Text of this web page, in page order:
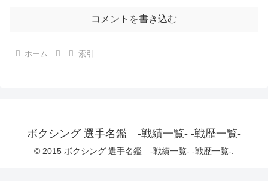
コメントを書き込む
ホーム 索引
ボクシング 選手名鑑 -戦績一覧- -戦歴一覧-
© 2015 ボクシング 選手名鑑 -戦績一覧- -戦歴一覧-.